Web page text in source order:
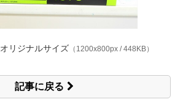
オリジナルサイズ （1200x800px / 448KB）
記事に戻る